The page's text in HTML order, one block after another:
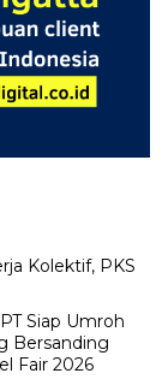
Kolektif, PKS
Siap Umroh
Bersanding
Fair 2026